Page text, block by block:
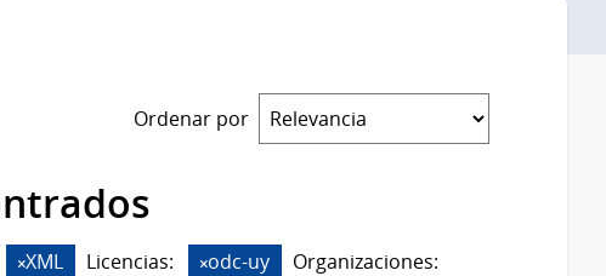
Ordenar por
XML Licencias: odc-uy
Organizaciones: